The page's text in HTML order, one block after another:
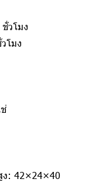
วโมง
โมง
ง: 42×24×40